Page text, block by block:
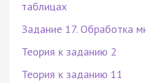
таблицах
Задание 17. Обработка
Теория к заданию 2
Теория к заданию 11